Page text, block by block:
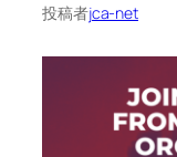
投稿者jca-net